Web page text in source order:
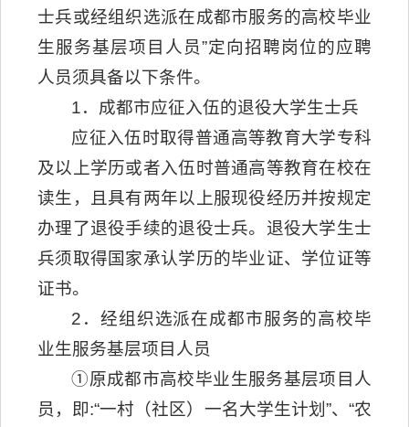
士兵或经组织选派在成都市服务的高校毕业
生服务基层项目人员”定向招聘岗位的应聘
人员须具备以下条件。
1．成都市应征入伍的退役大学生士兵
应征入伍时取得普通高等教育大学专科
及以上学历或者入伍时普通高等教育在校在
读生，且具有两年以上服现役经历并按规定
办理了退役手续的退役士兵。退役大学生士
兵须取得国家承认学历的毕业证、学位证等
证书。
2．经组织选派在成都市服务的高校毕
业生服务基层项目人员
①原成都市高校毕业生服务基层项目人
员，即:“一村（社区）一名大学生计划”、“农